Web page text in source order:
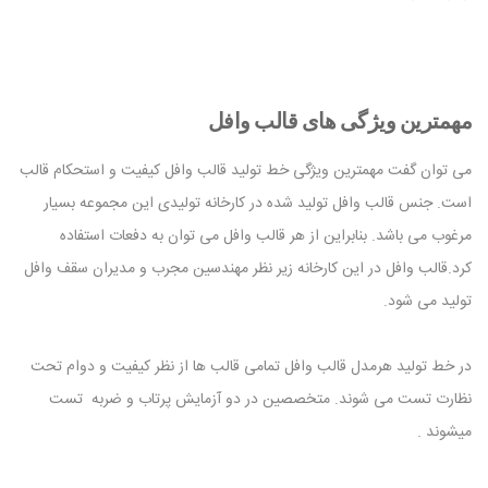
مهمترین ویژگی های قالب وافل
می توان گفت مهمترین ویژگی خط تولید قالب وافل کیفیت و استحکام قالب
است. جنس قالب وافل تولید شده در کارخانه تولیدی این مجموعه بسیار
مرغوب می باشد. بنابراین از هر قالب وافل می توان به دفعات استفاده
کرد.قالب وافل در این کارخانه زیر نظر مهندسین مجرب و مدیران سقف وافل
تولید می شود.
در خط تولید هرمدل قالب وافل تمامی قالب ها از نظر کیفیت و دوام تحت
نظارت تست می شوند. متخصصین در دو آزمایش پرتاب و ضربه تست
میشوند .